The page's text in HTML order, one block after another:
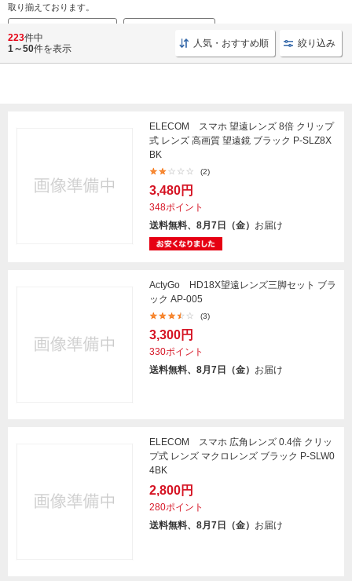
取り揃えております。
自撮り棒のおすすめ特集
223件中
1～50件を表示 人気・おすすめ順 絞り込み
ELECOM スマホ 望遠レンズ 8倍 クリップ
式 レンズ 高画質 望遠鏡 ブラック P-SLZ8X
BK
(2)
3,480円
348ポイント
送料無料、8月7日（金） お届け
ActyGo HD18X望遠レンズ三脚セット ブラ
ック AP-005
(3)
3,300円
330ポイント
送料無料、8月7日（金） お届け
ELECOM スマホ 広角レンズ 0.4倍 クリッ
プ式 レンズ マクロレンズ ブラック P-SLW0
4BK
2,800円
280ポイント
送料無料、8月7日（金） お届け